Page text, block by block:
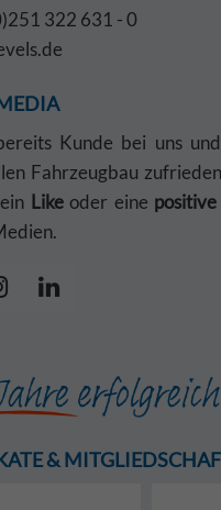
322 631 - 0
Kunde bei uns
Fahrzeugbau
Likeoder eine
&